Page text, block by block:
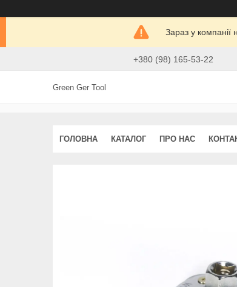
Зараз у
+380 (98) 165-53-22
Green Ger Tool
ГОЛОВНА КАТАЛОГ ПРО НАС